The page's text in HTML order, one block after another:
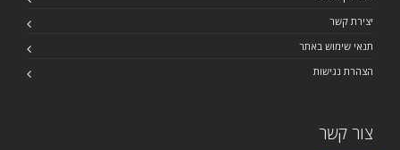
יצירת קשר
תנאי שימוש באתר
הצהרת נגישות
צור קשר